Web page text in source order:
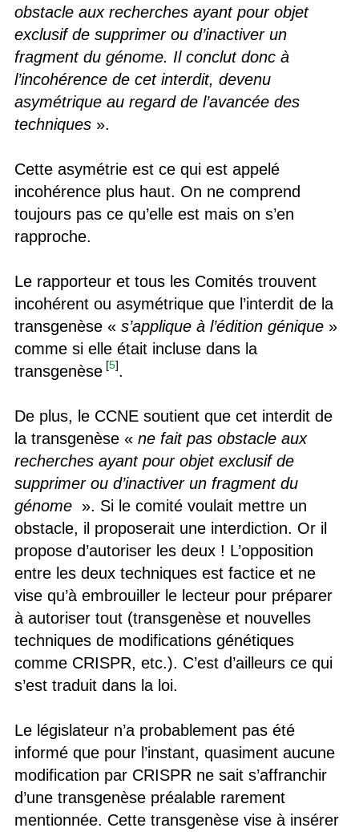
obstacle aux recherches ayant pour objet
exclusif de supprimer ou d’inactiver un
fragment du génome. Il conclut donc à
l’incohérence de cet interdit, devenu
asymétrique au regard de l’avancée des
techniques».
Cette asymétrie est ce qui est appelé
incohérence plus haut. On ne comprend
toujours pas ce qu’elle est mais on s’en
rapproche.
Le rapporteur et tous les Comités trouvent
incohérent ou asymétrique que l’interdit de la
transgenèse « s’applique à l’édition génique»
comme si elle était incluse dans la
transgenèse [5].
De plus, le CCNE soutient que cet interdit de
la transgenèse « ne fait pas obstacle aux
recherches ayant pour objet exclusif de
supprimer ou d’inactiver un fragment du
génome ». Si le comité voulait mettre un
obstacle, il proposerait une interdiction. Or il
propose d’autoriser les deux ! L’opposition
entre les deux techniques est factice et ne
vise qu’à embrouiller le lecteur pour préparer
à autoriser tout (transgenèse et nouvelles
techniques de modifications génétiques
comme CRISPR, etc.). C’est d’ailleurs ce qui
s’est traduit dans la loi.
Le législateur n’a probablement pas été
informé que pour l’instant, quasiment aucune
modification par CRISPR ne sait s’affranchir
d’une transgenèse préalable rarement
mentionnée. Cette transgenèse vise à insérer